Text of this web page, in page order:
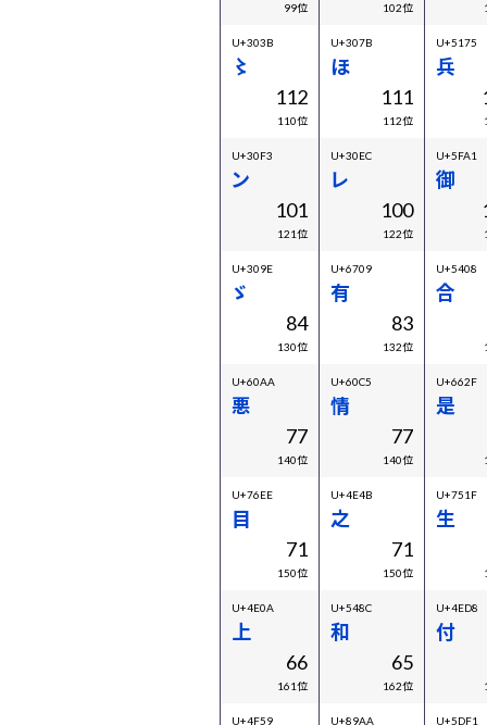
99位 102位
U+303B
〻
112
110位
U+307B
ほ
111
112位
U+5175
兵
U+30F3
ン
101
121位
U+30EC
レ
100
122位
U+5FA1
御
U+309E
ゞ
84
130位
U+6709
有
83
132位
U+5408
合
U+60AA
悪
77
140位
U+60C5
情
77
140位
U+662F
是
U+76EE
目
71
150位
U+4E4B
之
71
150位
U+751F
生
U+4E0A
上
66
161位
U+548C
和
65
162位
U+4ED8
付
U+4F59 U+89AA U+5DF1